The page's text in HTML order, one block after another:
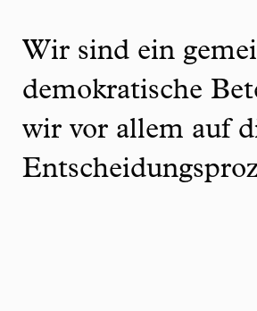
Wir sind ein
demokratische
wir vor allem auf